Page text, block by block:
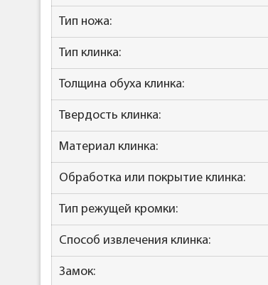
Тип ножа:
Тип клинка:
Толщина обуха клинка:
Твердость клинка:
Материал клинка:
Обработка или покрытие клинка:
Тип режущей кромки:
Способ извлечения клинка:
Замок: